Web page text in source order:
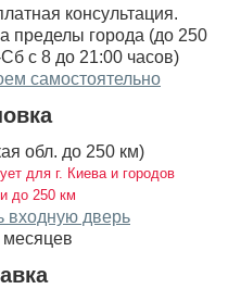
консультация.
пределы города (до 250
с 8 до 21:00 часов)
самостоятельно
обл. до 250 км)
для г. Киева и городов
до 250 км
входную дверь
месяцев